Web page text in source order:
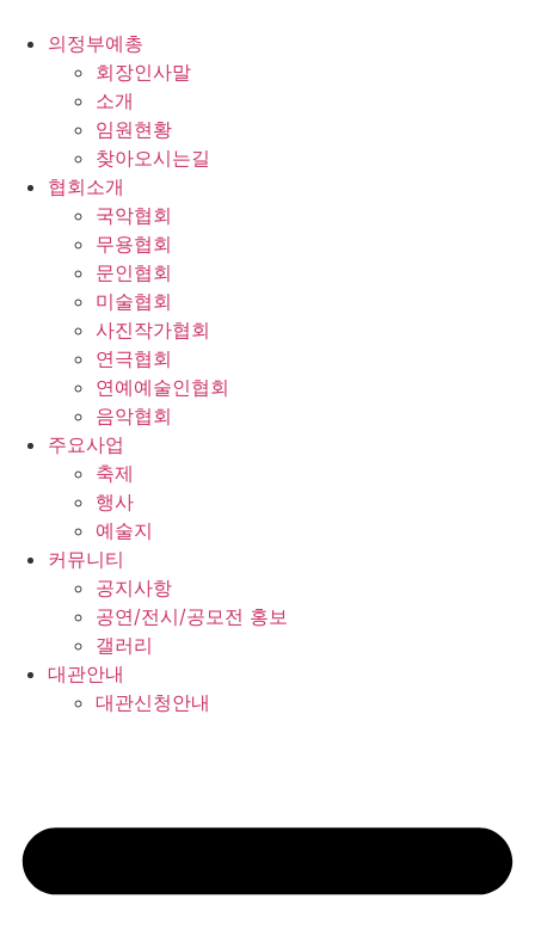
의정부예총
회장인사말
소개
임원현황
찾아오시는길
협회소개
국악협회
무용협회
문인협회
미술협회
사진작가협회
연극협회
연예예술인협회
음악협회
주요사업
축제
행사
예술지
커뮤니티
공지사항
공연/전시/공모전 홍보
갤러리
대관안내
대관신청안내